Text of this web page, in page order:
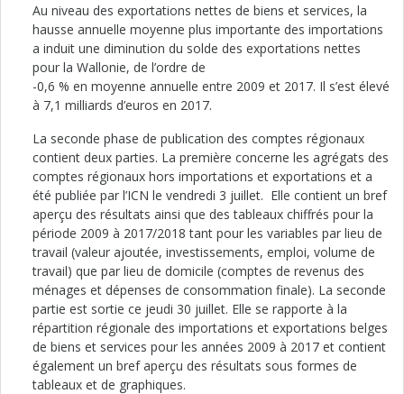
Au niveau des exportations nettes de biens et services, la
hausse annuelle moyenne plus importante des importations
a induit une diminution du solde des exportations nettes
pour la Wallonie, de l’ordre de
-0,6 % en moyenne annuelle entre 2009 et 2017. Il s’est élevé
à 7,1 milliards d’euros en 2017.
La seconde phase de publication des comptes régionaux
contient deux parties. La première concerne les agrégats des
comptes régionaux hors importations et exportations et a
été publiée par l’ICN le vendredi 3 juillet. Elle contient un bref
aperçu des résultats ainsi que des tableaux chiffrés pour la
période 2009 à 2017/2018 tant pour les variables par lieu de
travail (valeur ajoutée, investissements, emploi, volume de
travail) que par lieu de domicile (comptes de revenus des
ménages et dépenses de consommation finale). La seconde
partie est sortie ce jeudi 30 juillet. Elle se rapporte à la
répartition régionale des importations et exportations belges
de biens et services pour les années 2009 à 2017 et contient
également un bref aperçu des résultats sous formes de
tableaux et de graphiques.